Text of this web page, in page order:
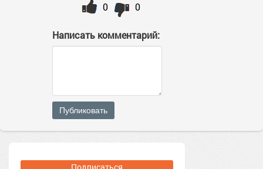
0
0
Написать комментарий:
Публиковать